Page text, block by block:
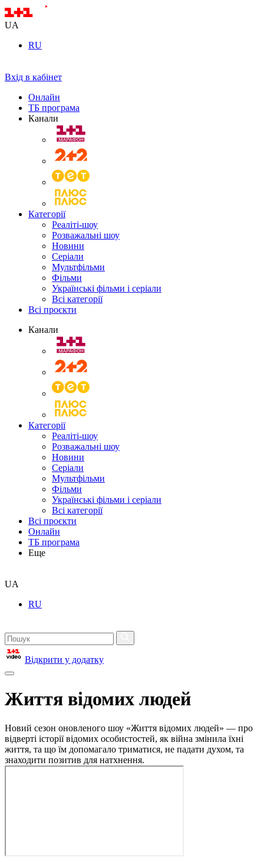
UA
RU
Вхід в кабінет
Онлайн
ТБ програма
Канали
Категорії
Реаліті-шоу
Розважальні шоу
Новини
Серіали
Мультфільми
Фільми
Українські фільми і серіали
Всі категорії
Всі проєкти
Канали
Категорії
Реаліті-шоу
Розважальні шоу
Новини
Серіали
Мультфільми
Фільми
Українські фільми і серіали
Всі категорії
Всі проєкти
Онлайн
ТБ програма
Еще
UA
RU
Відкрити у додатку
Життя відомих людей
Новий сезон оновленого шоу «Життя відомих людей» — про
відверті історії відомих особистостей, як війна змінила їхні
життя, та що їм допомагало триматися, не падати духом, та
знаходити позитив для натхнення.